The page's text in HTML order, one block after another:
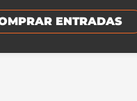
ENTRADAS